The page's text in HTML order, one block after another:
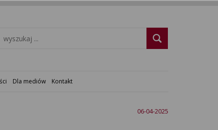
Dla mediów Kontakt
06-04-2025